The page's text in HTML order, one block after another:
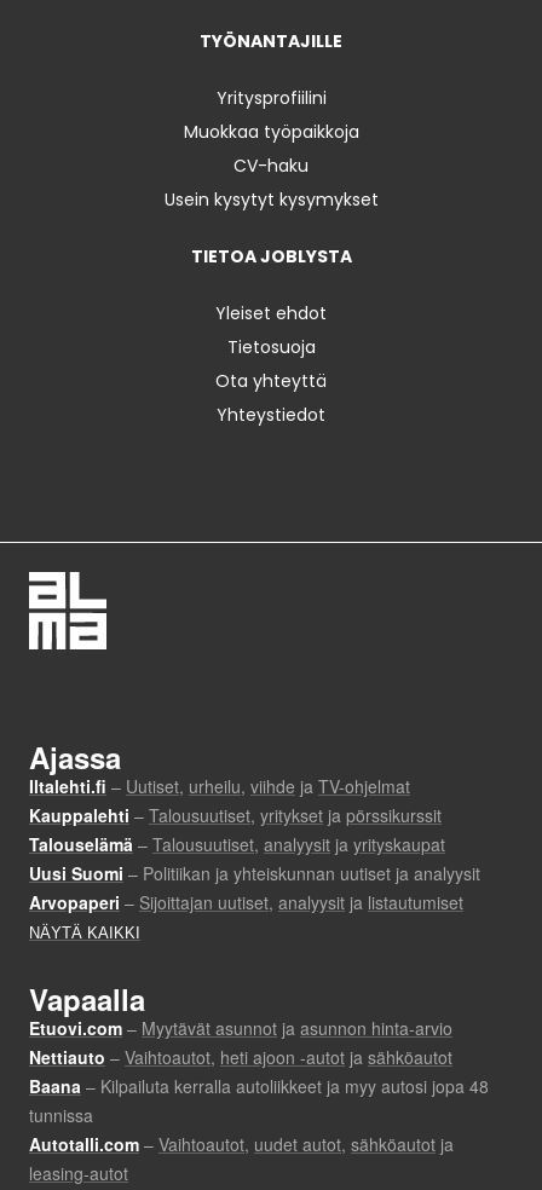
TYÖNANTAJILLE
Yritysprofiilini
Muokkaa työpaikkoja
CV-haku
Usein kysytyt kysymykset
TIETOA JOBLYSTA
Yleiset ehdot
Tietosuoja
Ota yhteyttä
Yhteystiedot